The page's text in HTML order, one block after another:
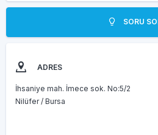
SORU
ADRES
İhsaniye mah. İmece sok. No:5/2
Nilüfer / Bursa